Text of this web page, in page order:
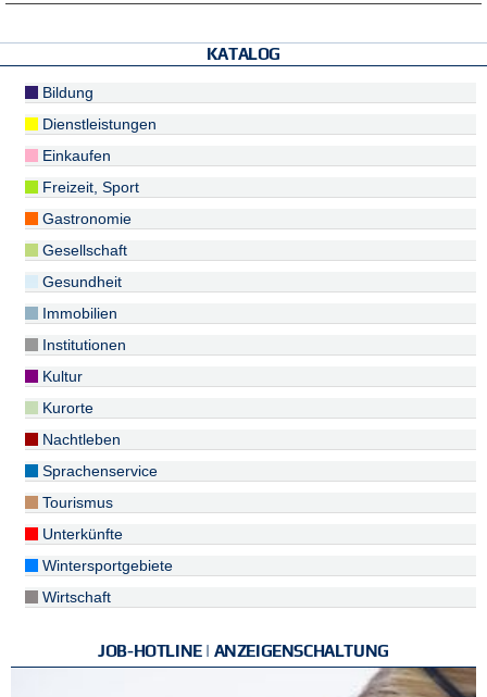
KATALOG
Bildung
Dienstleistungen
Einkaufen
Freizeit, Sport
Gastronomie
Gesellschaft
Gesundheit
Immobilien
Institutionen
Kultur
Kurorte
Nachtleben
Sprachenservice
Tourismus
Unterkünfte
Wintersportgebiete
Wirtschaft
JOB-HOTLINE | ANZEIGENSCHALTUNG